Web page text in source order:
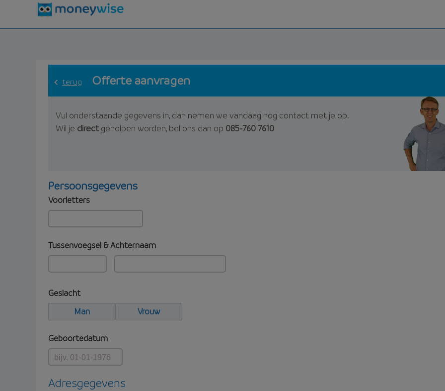
terug Offerte aanvragen
Vul onderstaande gegevens in, dan nemen we vandaag nog contact met je op.
Wil je directgeholpen worden, bel ons dan op 085-760 7610
Persoonsgegevens
Voorletters
Tussenvoegsel & Achternaam
Geslacht
Man
Vrouw
Geboortedatum
Adresgegevens